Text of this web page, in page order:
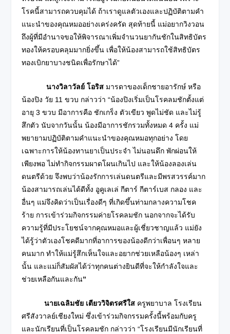
โรคนี้สามารถควบคุมได้ ถ้าเราดูแลตัวเองและปฏิบัติตามคำ
แนะนำของคุณหมออย่างเคร่งครัด สุดท้ายนี้ แม่อยากวิงวอน
ถึงผู้ที่มีอำนาจขอให้พิจารณาเพิ่มจำนวนยากันชักในสิทธิบัตร
ทองให้ครอบคลุมมากยิ่งขึ้น เพื่อให้น้องสามารถใช้สิทธิบัตร
ทองเบิกยาบางชนิดเพื่อรักษาได้”
นางวิลาวัลย์ โอริส มารดาของเด็กชายอารักษ์ หรือ
น้องปิง วัย 11 ขวบ กล่าวว่า “น้องปิงเริ่มเป็นโรคลมชักตั้งแต่
อายุ 3 ขวบ มีอาการคือ ชักเกร็ง ตัวเขียว พูดไม่ชัด และไม่รู้
สึกตัว นับจากวันนั้น น้องมีอาการชักรวมทั้งหมด 4 ครั้ง แม่
พยายามปฏิบัติตามคำแนะนำของคุณหมอทุกอย่าง โดย
เฉพาะการให้น้องทานยาเป็นประจำ ไม่นอนดึก พักผ่อนให้
เพียงพอ ไม่ทำกิจกรรมผาดโผนเกินไป และให้น้องลองเล่น
ดนตรีด้วย จึงพบว่าน้องรักการเล่นดนตรีและมีพรสวรรค์มาก
น้องสามารถเล่นได้ดีทั้ง อูคูเลเล่ กีตาร์ กีตาร์เบส กลอง และ
อื่นๆ แม่จึงคิดว่าเป็นเรื่องดีๆ ที่เกิดขึ้นท่ามกลางความโชค
ร้าย การเข้าร่วมกิจกรรมค่ายโรคลมชัก นอกจากจะได้รับ
ความรู้ที่มีประโยชน์จากคุณหมอและผู้เชี่ยวชาญแล้ว แม่ยัง
ได้รู้ว่าตัวเองโชคดีมากที่อาการของน้องดีกว่าเพื่อนๆ หลาย
คนมาก ทำให้แม่รู้สึกเห็นใจและอยากช่วยเหลือน้องๆ เหล่า
นั้น และแม่ก็สัมผัสได้ว่าทุกคนต่างยินดีที่จะให้กำลังใจและ
ช่วยเหลือกันและกัน”
นายเฉลิมชัย เตียววิจิตรศรีใส ครูพยาบาล โรงเรียน
ศรีสังวาลย์เชียงใหม่ ซึ่งเข้าร่วมกิจกรรมครั้งนี้พร้อมกับครู
และนักเรียนที่เป็นโรคลมชัก กล่าวว่า “โรงเรียนมีนักเรียนที่